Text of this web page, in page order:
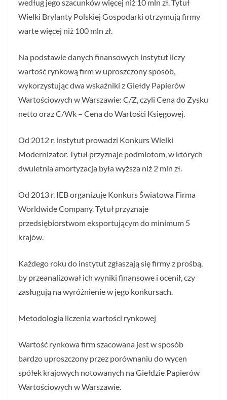
według jego szacunków więcej niż 10 mln zł. Tytuł
Wielki Brylanty Polskiej Gospodarki otrzymują firmy
warte więcej niż 100 mln zł.
Na podstawie danych finansowych instytut liczy
wartość rynkową firm w uproszczony sposób,
wykorzystując dwa wskaźniki z Giełdy Papierów
Wartościowych w Warszawie: C/Z, czyli Cena do Zysku
netto oraz C/Wk – Cena do Wartości Księgowej.
Od 2012 r. instytut prowadzi Konkurs Wielki
Modernizator. Tytuł przyznaje podmiotom, w których
dwuletnia amortyzacja była wyższa niż 2 mln zł.
Od 2013 r. IEB organizuje Konkurs Światowa Firma
Worldwide Company. Tytuł przyznaje
przedsiębiorstwom eksportującym do minimum 5
krajów.
Każdego roku do instytut zgłaszają się firmy z prośbą,
by przeanalizował ich wyniki finansowe i ocenił, czy
zasługują na wyróżnienie w jego konkursach.
Metodologia liczenia wartości rynkowej
Wartość rynkowa firm szacowana jest w sposób
bardzo uproszczony przez porównaniu do wycen
spółek krajowych notowanych na Giełdzie Papierów
Wartościowych w Warszawie.